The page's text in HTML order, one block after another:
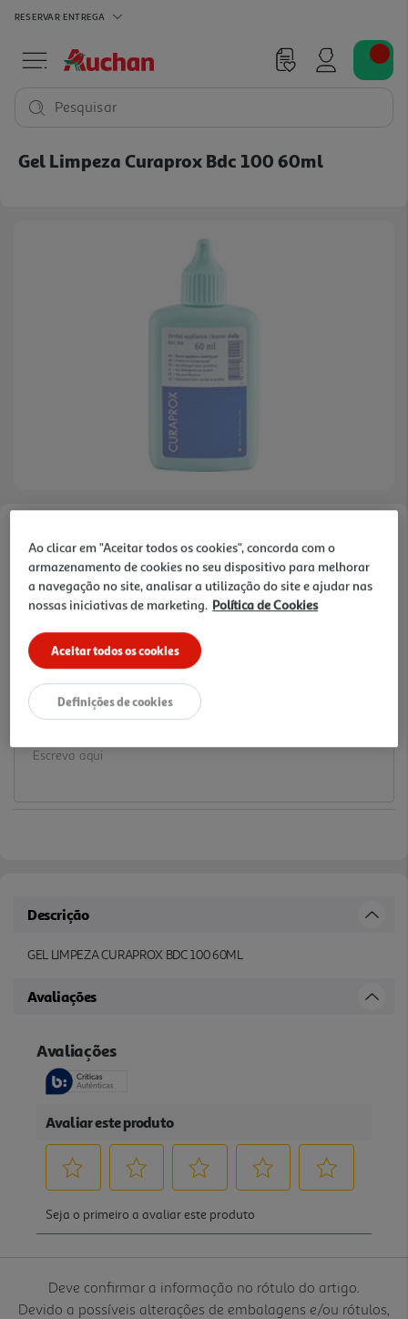
RESERVAR ENTREGA
Pesquisar
Gel Limpeza Curaprox Bdc 100 60ml
10.5 €/un
10,50 €
Notas de preparação
Descrição
GEL LIMPEZA CURAPROX BDC 100 60ML
Avaliações
Deve confirmar a informação no rótulo do artigo.
Devido a possíveis alterações de embalagens e/ou rótulos,
Ao clicar em "Aceitar todos os cookies", concorda com o
armazenamento de cookies no seu dispositivo para melhorar
a navegação no site, analisar a utilização do site e ajudar nas
nossas iniciativas de marketing. Política de Cookies
Aceitar todos os cookies
Definições de cookies